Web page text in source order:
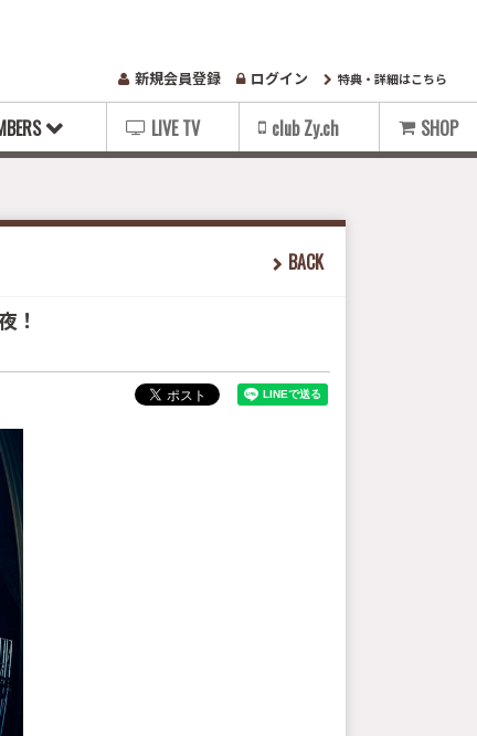
新規会員登録 ログイン 特典・詳細はこちら
LIVE TV club Zy.ch SHOP
BACK
！